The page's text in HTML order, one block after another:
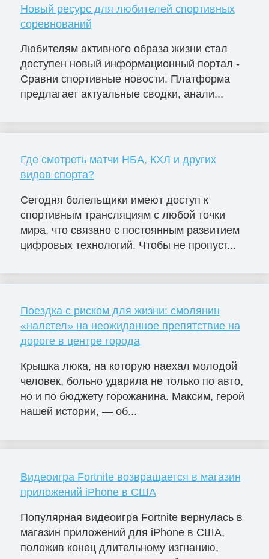
Новый ресурс для любителей спортивных
соревнований
Любителям активного образа жизни стал
доступен новый информационный портал -
Сравни спортивные новости. Платформа
предлагает актуальные сводки, анали...
Где смотреть матчи НБА, КХЛ и других
видов спорта?
Сегодня болельщики имеют доступ к
спортивным трансляциям с любой точки
мира, что связано с постоянным развитием
цифровых технологий. Чтобы не пропуст...
Поездка с риском для жизни: смолянин
«налетел» на неожиданное препятствие на
дороге в центре города
Крышка люка, на которую наехал молодой
человек, больно ударила не только по авто,
но и по бюджету горожанина. Максим, герой
нашей истории, — об...
Видеоигра Fortnite возвращается в магазин
приложений iPhone в США
Популярная видеоигра Fortnite вернулась в
магазин приложений для iPhone в США,
положив конец длительному изгнанию,